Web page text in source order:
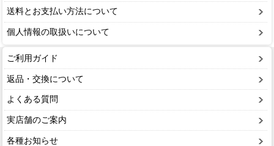
送料とお支払い方法について
個人情報の取扱いについて
ご利用ガイド
返品・交換について
よくある質問
実店舗のご案内
各種お知らせ